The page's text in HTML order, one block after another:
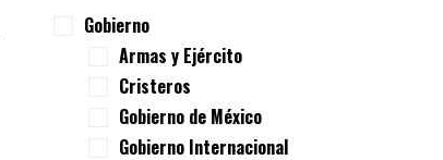
Gobierno
Armas y Ejército
Cristeros
Gobierno de México
Gobierno Internacional